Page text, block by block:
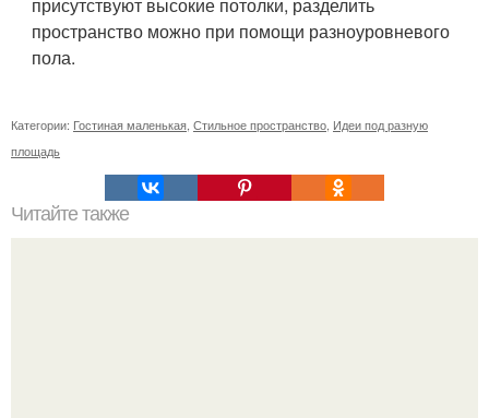
пространство можно при помощи разноуровневого
пола.
Категории: Гостиная маленькая Стильное пространство Идеи под разную
площадь
Читайте также